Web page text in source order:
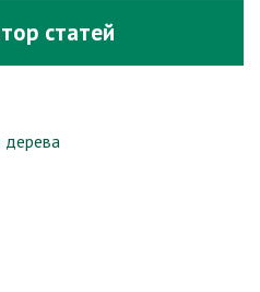
статей
дерева